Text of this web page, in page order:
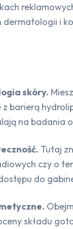
i
skóry.
barierą
na
Tutaj
czy o
do
składu